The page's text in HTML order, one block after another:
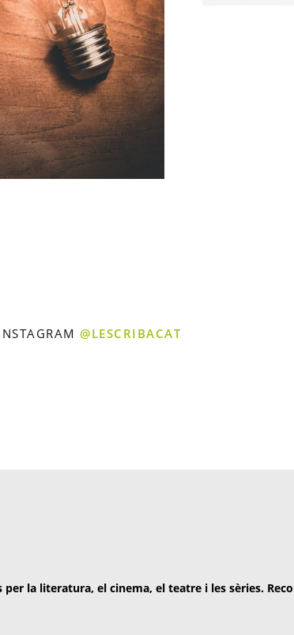
@LESCRIBACAT
la literatura, el cinema, el teatre i les sèries.